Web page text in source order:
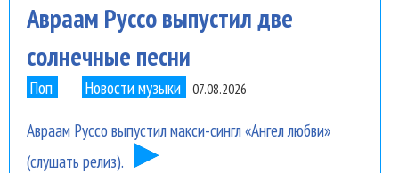
Авраам Руссо выпустил две
солнечные песни
Поп Новости музыки 07.08.2026
Авраам Руссо выпустил макси-сингл «Ангел любви»
(слушать релиз).